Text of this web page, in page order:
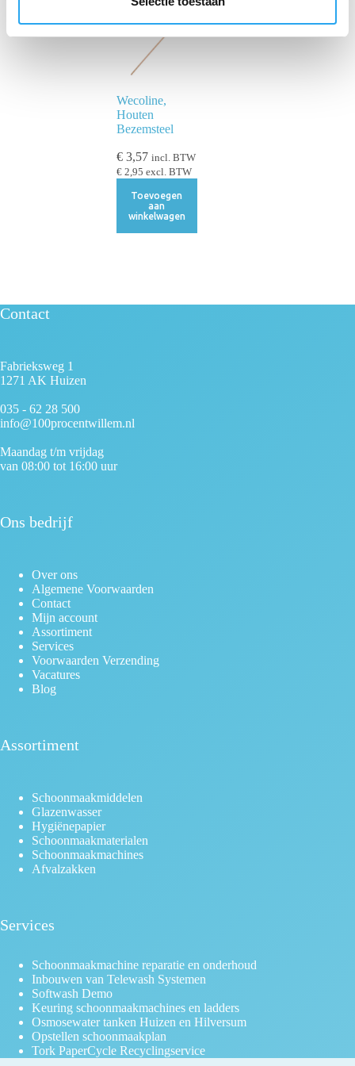
t
Wecoline,
Houten
Bezemsteel
€3,57 incl. BTW
€2,95 excl. BTW
Toevoegen
aan
winkelwagen
Contact
Fabrieksweg 1
1271 AK Huizen
035 - 62 28 500
info@100procentwillem.nl
Maandag t/m vrijdag
van 08:00 tot 16:00 uur
Ons bedrijf
Over ons
Algemene Voorwaarden
Contact
Mijn account
Assortiment
Services
Voorwaarden Verzending
Vacatures
Blog
Assortiment
Schoonmaakmiddelen
Glazenwasser
Hygiënepapier
Schoonmaakmaterialen
Schoonmaakmachines
Afvalzakken
Services
Schoonmaakmachine reparatie en onderhoud
Inbouwen van Telewash Systemen
Softwash Demo
Keuring schoonmaakmachines en ladders
Osmosewater tanken Huizen en Hilversum
Opstellen schoonmaakplan
Tork PaperCycle Recyclingservice